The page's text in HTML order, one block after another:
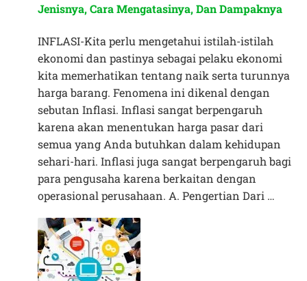
Jenisnya, Cara Mengatasinya, Dan Dampaknya
INFLASI-Kita perlu mengetahui istilah-istilah
ekonomi dan pastinya sebagai pelaku ekonomi
kita memerhatikan tentang naik serta turunnya
harga barang. Fenomena ini dikenal dengan
sebutan Inflasi. Inflasi sangat berpengaruh
karena akan menentukan harga pasar dari
semua yang Anda butuhkan dalam kehidupan
sehari-hari. Inflasi juga sangat berpengaruh bagi
para pengusaha karena berkaitan dengan
operasional perusahaan. A. Pengertian Dari …